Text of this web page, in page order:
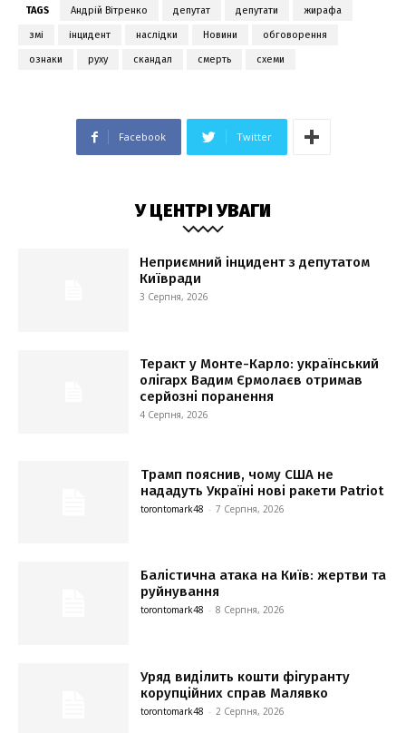
TAGS Андрій Вітренко депутат депутати жирафа
змі інцидент наслідки Новини обговорення
ознаки руху скандал смерть схеми
Facebook Twitter
У ЦЕНТРІ УВАГИ
Неприємний інцидент з депутатом
Київради
3 Серпня, 2026
Теракт у Монте-Карло: український
олігарх Вадим Єрмолаєв отримав
серйозні поранення
4 Серпня, 2026
Трамп пояснив, чому США не
нададуть Україні нові ракети Patriot
torontomark48 - 7 Серпня, 2026
Балістична атака на Київ: жертви та
руйнування
torontomark48 - 8 Серпня, 2026
Уряд виділить кошти фігуранту
корупційних справ Малявко
torontomark48 - 2 Серпня, 2026